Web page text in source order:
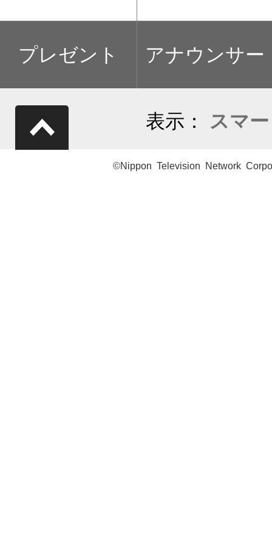
プレゼント アナウンサー
表示： スマ
©Nippon Television Network